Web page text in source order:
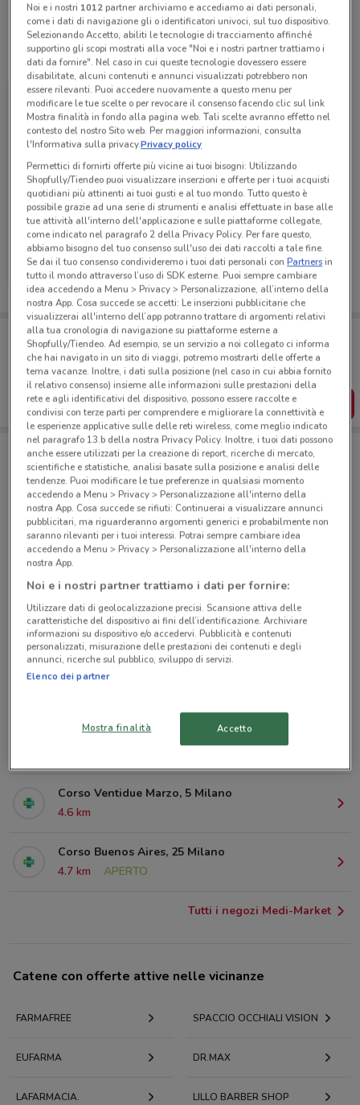
Tutte le promozioni di questo negozio
Medi-Market
Scade il 31/08 2.4 km
Porta DoveConviene sempre con te!
Puoi trovare le migliori offerte dei negozi vicino a te,
salvarle e creare la tua lista del risparmio, comodamente
dal tuo cellulare.
SCARICA L’APP
Negozi Medi-Market a Milano
© MapTiler © OpenStreetMap contributors
Corso Genova 27 Milano
2.4 km
APERTO
Corso Garibaldi 49 Milano
Corso Buenos Aires, 10 Milano
Corso Ventidue Marzo, 5 Milano
4.6 km
Corso Buenos Aires, 25 Milano
4.7 km
APERTO
Tutti i negozi Medi-Market
Catene con offerte attive nelle vicinanze
FARMAFREE SPACCIO OCCHIALI VISION
EUFARMA DR.MAX
LAFARMACIA. LILLO BARBER SHOP
Noi e i nostri 1012partner archiviamo e accediamo ai dati personali,
come i dati di navigazione gli o identificatori univoci, sul tuo dispositivo.
Selezionando Accetto, abiliti le tecnologie di tracciamento affinché
supportino gli scopi mostrati alla voce "Noi e i nostri partner trattiamo i
dati da fornire". Nel caso in cui queste tecnologie dovessero essere
disabilitate, alcuni contenuti e annunci visualizzati potrebbero non
essere rilevanti. Puoi accedere nuovamente a questo menu per
modificare le tue scelte o per revocare il consenso facendo clic sul link
Mostra finalità in fondo alla pagina web. Tali scelte avranno effetto nel
contesto del nostro Sito web. Per maggiori informazioni, consulta
l'Informativa sulla privacy.Privacy policy
Permettici di fornirti offerte più vicine ai tuoi bisogni: Utilizzando
Shopfully/Tiendeo puoi visualizzare inserzioni e offerte per i tuoi acquisti
quotidiani più attinenti ai tuoi gusti e al tuo mondo. Tutto questo è
possibile grazie ad una serie di strumenti e analisi effettuate in base alle
tue attività all'interno dell'applicazione e sulle piattaforme collegate,
come indicato nel paragrafo 2 della Privacy Policy. Per fare questo,
abbiamo bisogno del tuo consenso sull'uso dei dati raccolti a tale fine.
Se dai il tuo consenso condivideremo i tuoi dati personali conPartnersin
tutto il mondo attraverso l’uso di SDK esterne. Puoi sempre cambiare
idea accedendo a Menu > Privacy > Personalizzazione, all’interno della
nostra App. Cosa succede se accetti: Le inserzioni pubblicitarie che
visualizzerai all'interno dell’app potranno trattare di argomenti relativi
alla tua cronologia di navigazione su piattaforme esterne a
Shopfully/Tiendeo. Ad esempio, se un servizio a noi collegato ci informa
che hai navigato in un sito di viaggi, potremo mostrarti delle offerte a
tema vacanze. Inoltre, i dati sulla posizione (nel caso in cui abbia fornito
il relativo consenso) insieme alle informazioni sulle prestazioni della
rete e agli identificativi del dispositivo, possono essere raccolte e
condivisi con terze parti per comprendere e migliorare la connettività e
le esperienze applicative sulle delle reti wireless, come meglio indicato
nel paragrafo 13.b della nostra Privacy Policy. Inoltre, i tuoi dati possono
anche essere utilizzati per la creazione di report, ricerche di mercato,
scientifiche e statistiche, analisi basate sulla posizione e analisi delle
tendenze. Puoi modificare le tue preferenze in qualsiasi momento
accedendo a Menu > Privacy > Personalizzazione all'interno della
nostra App. Cosa succede se rifiuti: Continuerai a visualizzare annunci
pubblicitari, ma riguarderanno argomenti generici e probabilmente non
saranno rilevanti per i tuoi interessi. Potrai sempre cambiare idea
accedendo a Menu > Privacy > Personalizzazione all'interno della
nostra App.
Noi e i nostri partner trattiamo i dati per fornire:
Utilizzare dati di geolocalizzazione precisi. Scansione attiva delle
caratteristiche del dispositivo ai fini dell’identificazione. Archiviare
informazioni su dispositivo e/o accedervi. Pubblicità e contenuti
personalizzati, misurazione delle prestazioni dei contenuti e degli
annunci, ricerche sul pubblico, sviluppo di servizi.
Elenco dei partner
Mostra finalità Accetto